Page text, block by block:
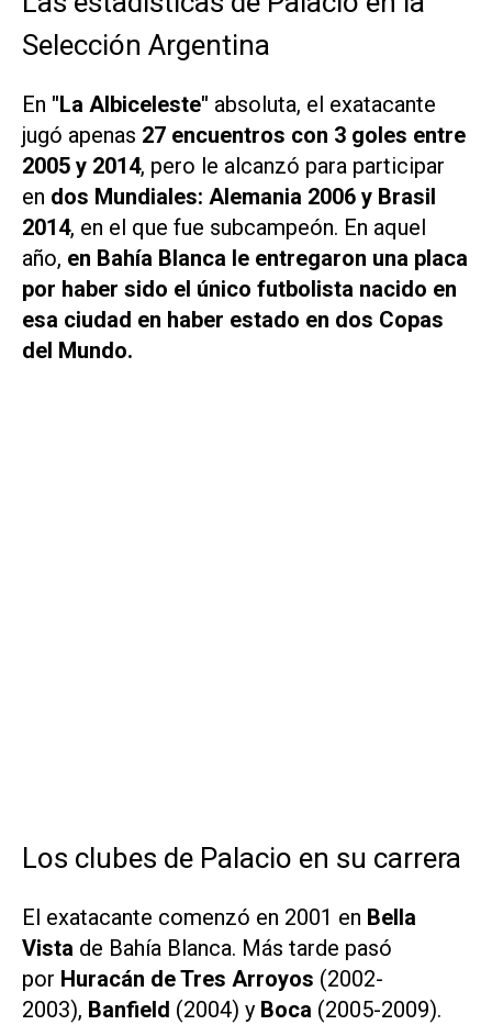
Selección Argentina
En "La Albiceleste" absoluta, el exatacante
jugó apenas 27 encuentros con 3 goles entre
2005 y 2014, pero le alcanzó para participar
en dos Mundiales: Alemania 2006 y Brasil
2014, en el que fue subcampeón. En aquel
año, en Bahía Blanca le entregaron una placa
por haber sido el único futbolista nacido en
esa ciudad en haber estado en dos Copas
del Mundo.
Los clubes de Palacio en su carrera
El exatacante comenzó en 2001 en Bella
Vista de Bahía Blanca. Más tarde pasó
por Huracán de Tres Arroyos (2002-
2003), Banfield (2004) y Boca (2005-2009).